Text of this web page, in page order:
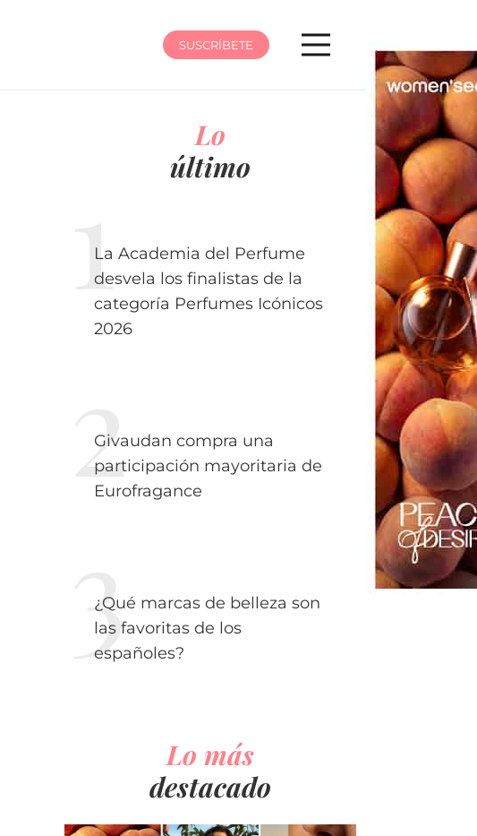
SUSCRÍBETE
Lo
último
La Academia del Perfume
desvela los finalistas de la
categoría Perfumes Icónicos
2026
Givaudan compra una
participación mayoritaria de
Eurofragance
¿Qué marcas de belleza son
las favoritas de los
españoles?
Lo más
destacado